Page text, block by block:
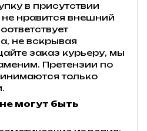
в присутствии
нравится внешний
не вскрывая
заказ курьеру, мы
Претензии по
только
могут быть